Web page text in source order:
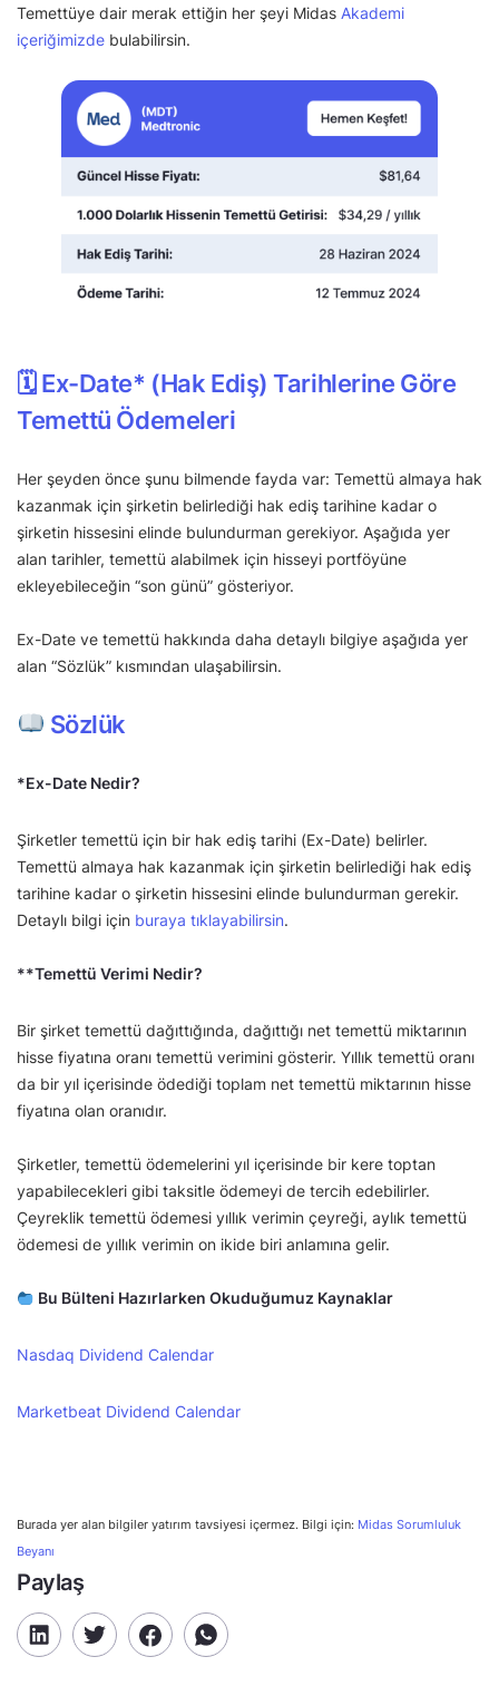
Temettüye dair merak ettiğin her şeyi Midas Akademi
içeriğimizde bulabilirsin.
🗓 Ex-Date* (Hak Ediş) Tarihlerine Göre
Temettü Ödemeleri
Her şeyden önce şunu bilmende fayda var: Temettü almaya hak
kazanmak için şirketin belirlediği hak ediş tarihine kadar o
şirketin hissesini elinde bulundurman gerekiyor. Aşağıda yer
alan tarihler, temettü alabilmek için hisseyi portföyüne
ekleyebileceğin “son günü” gösteriyor.
Ex-Date ve temettü hakkında daha detaylı bilgiye aşağıda yer
alan “Sözlük” kısmından ulaşabilirsin.
Sözlük
*Ex-Date Nedir?
Şirketler temettü için bir hak ediş tarihi (Ex-Date) belirler.
Temettü almaya hak kazanmak için şirketin belirlediği hak ediş
tarihine kadar o şirketin hissesini elinde bulundurman gerekir.
Detaylı bilgi için buraya tıklayabilirsin.
**Temettü Verimi Nedir?
Bir şirket temettü dağıttığında, dağıttığı net temettü miktarının
hisse fiyatına oranı temettü verimini gösterir. Yıllık temettü oranı
da bir yıl içerisinde ödediği toplam net temettü miktarının hisse
fiyatına olan oranıdır.
Şirketler, temettü ödemelerini yıl içerisinde bir kere toptan
yapabilecekleri gibi taksitle ödemeyi de tercih edebilirler.
Çeyreklik temettü ödemesi yıllık verimin çeyreği, aylık temettü
ödemesi de yıllık verimin on ikide biri anlamına gelir.
Bu Bülteni Hazırlarken Okuduğumuz Kaynaklar
Nasdaq Dividend Calendar
Marketbeat Dividend Calendar
Burada yer alan bilgiler yatırım tavsiyesi içermez. Bilgi için: Midas Sorumluluk
Beyanı
Paylaş